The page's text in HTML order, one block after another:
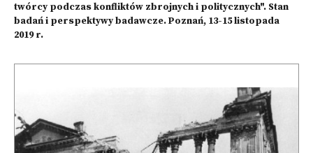
twórcy podczas konfliktów zbrojnych i politycznych". Stan
badań i perspektywy badawcze. Poznań, 13-15 listopada
2019 r.